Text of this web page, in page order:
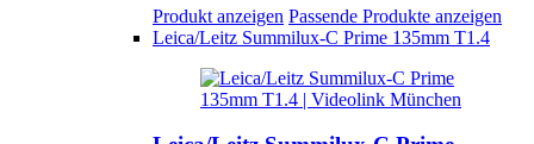
Produkt anzeigen Passende Produkte anzeigen
Leica/Leitz Summilux-C Prime 135mm T1.4